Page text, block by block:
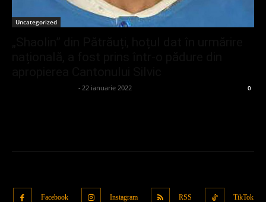
Uncategorized
- 22 ianuarie 2022 0
Facebook Instagram RSS TikTok